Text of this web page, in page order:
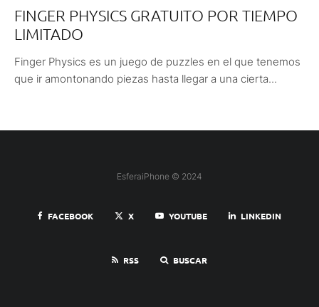
FINGER PHYSICS GRATUITO POR TIEMPO
LIMITADO
Finger Physics es un juego de puzzles en el que tenemos
que ir amontonando piezas hasta llegar a una cierta...
EsferaiPhone © 2024
FACEBOOK X YOUTUBE LINKEDIN
RSS BUSCAR